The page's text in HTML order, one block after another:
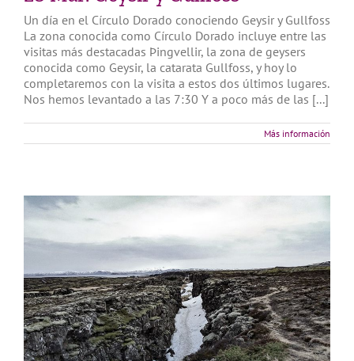
Un día en el Círculo Dorado conociendo Geysir y Gullfoss
La zona conocida como Círculo Dorado incluye entre las
visitas más destacadas Þingvellir, la zona de geysers
conocida como Geysir, la catarata Gullfoss, y hoy lo
completaremos con la visita a estos dos últimos lugares.
Nos hemos levantado a las 7:30 Y a poco más de las [...]
Más información